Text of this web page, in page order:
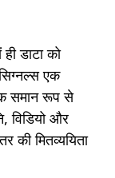
डाटा को
एक
समान रूप से
विडियो और
मितव्ययिता